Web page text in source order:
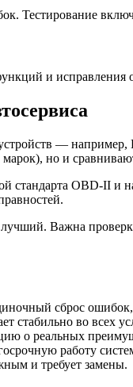
Тестирование
и
—
но и
стандарта OBD-
Важна
сброс
стабильно во всех
о реальных
работу
и требует замены.